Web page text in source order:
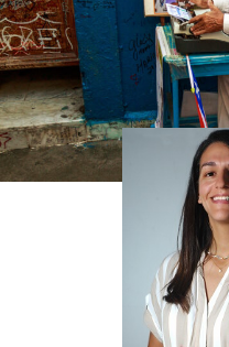
Caribbean
Nuestros
Para Viajeros